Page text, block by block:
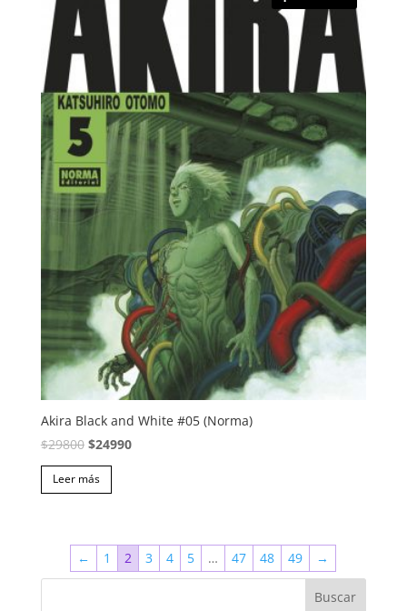
Akira Black and White #05 (Norma)
$29800 El
precio
original
$24990El
Leer más
← 1 2 3 4 5 … 47 48 49 →